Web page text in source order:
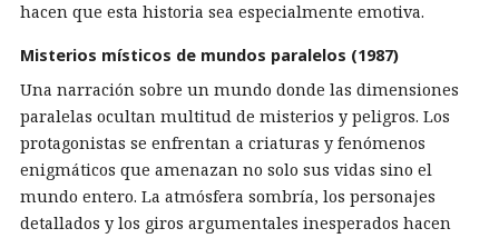
hacen que esta historia sea especialmente emotiva.
Misterios místicos de mundos paralelos (1987)
Una narración sobre un mundo donde las dimensiones
paralelas ocultan multitud de misterios y peligros. Los
protagonistas se enfrentan a criaturas y fenómenos
enigmáticos que amenazan no solo sus vidas sino el
mundo entero. La atmósfera sombría, los personajes
detallados y los giros argumentales inesperados hacen